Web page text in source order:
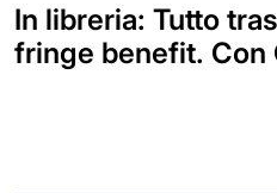
In libreria: Tutto
fringe benefit. Con